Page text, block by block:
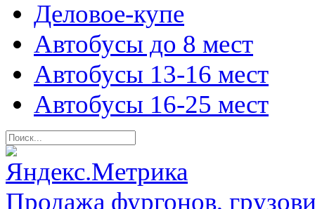
Деловое-купе
Автобусы до 8 мест
Автобусы 13-16 мест
Автобусы 16-25 мест
Продажа фургонов,